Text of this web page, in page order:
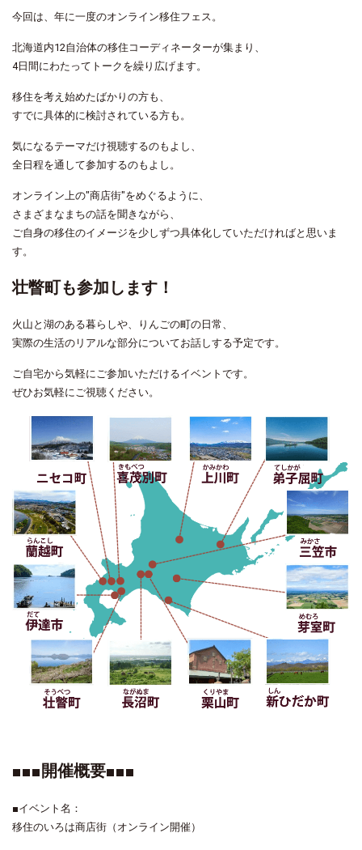
今回は、年に一度のオンライン移住フェス。
北海道内12自治体の移住コーディネーターが集まり、
4日間にわたってトークを繰り広げます。
移住を考え始めたばかりの方も、
すでに具体的に検討されている方も。
気になるテーマだけ視聴するのもよし、
全日程を通して参加するのもよし。
オンライン上の"商店街"をめぐるように、
さまざまなまちの話を聞きながら、
ご自身の移住のイメージを少しずつ具体化していただければと思いま
す。
壮瞥町も参加します！
火山と湖のある暮らしや、りんごの町の日常、
実際の生活のリアルな部分についてお話しする予定です。
ご自宅から気軽にご参加いただけるイベントです。
ぜひお気軽にご視聴ください。
■■■開催概要■■■
■イベント名：
移住のいろは商店街（オンライン開催）